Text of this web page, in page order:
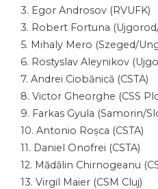
3. Egor Androsov (RVUFK)
3. Robert Fortuna
5. Mihaly Mero (Szeged/
6. Rostyslav Aleynikov
7. Andrei Ciobănică (CSTA)
8. Victor Gheorghe (CSS
9. Farkas Gyula (Samorin/
10. Antonio Roșca (CSTA)
11. Daniel Onofrei (CSTA)
12. Mădălin Chirnogeanu
13. Virgil Maier (CSM Cluj)